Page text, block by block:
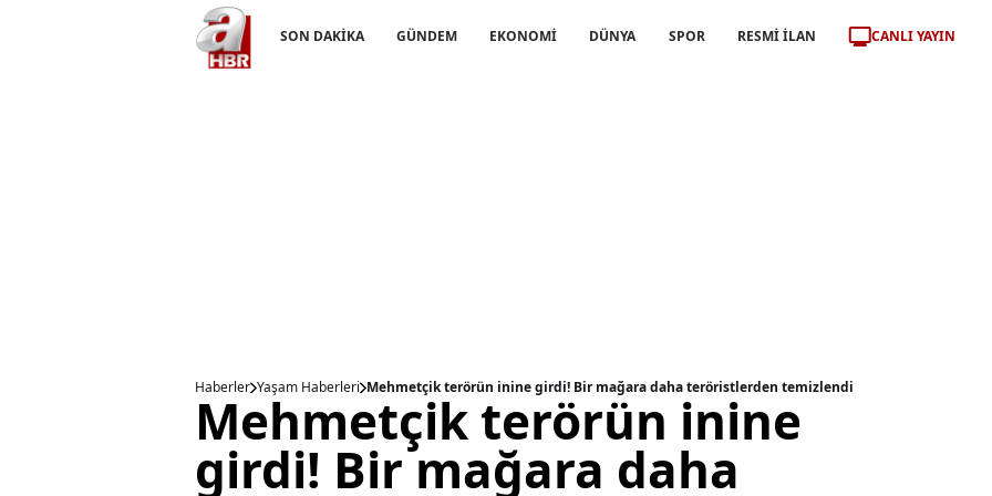
SON DAKİKA GÜNDEM EKONOMİ DÜNYA SPOR RESMİ İLAN CANLI YAYIN
Haberler Yaşam Haberleri Mehmetçik terörün inine girdi! Bir mağara daha teröristlerden temizlendi
Mehmetçik terörün inine
girdi! Bir mağara daha